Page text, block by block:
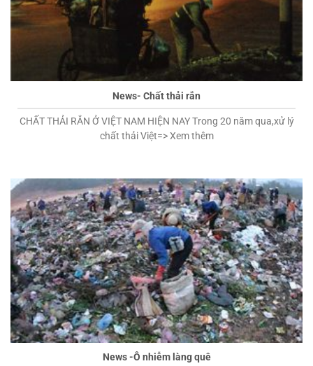
News- Chất thải rắn
CHẤT THẢI RẮN Ở VIỆT NAM HIỆN NAY Trong 20 năm qua,xử lý
chất thải Việt=> Xem thêm
News -Ô nhiễm làng quê